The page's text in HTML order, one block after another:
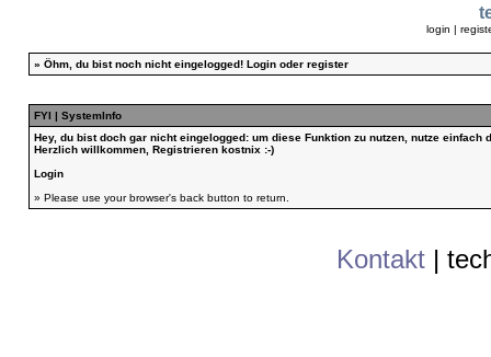
login |
» Öhm, du bist noch nicht eingelogged! Loginoder register
FYI | SystemInfo
Hey, du bist doch gar nicht eingelogged: um diese Funktion zu nutzen, nutze
Herzlich willkommen, Registrieren kostnix :-)
Login
» Please use your browser's back button to return.
Kontakt |